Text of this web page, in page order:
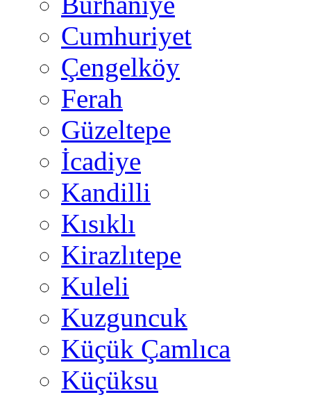
Cumhuriyet
Çengelköy
Ferah
Güzeltepe
İcadiye
Kandilli
Kısıklı
Kirazlıtepe
Kuleli
Kuzguncuk
Küçük Çamlıca
Küçüksu